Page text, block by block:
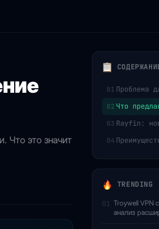
Что это значит
01 Проблема
02 Что
03 Rayfin:
04
TRENDING
01 Troywell VPN
анализ